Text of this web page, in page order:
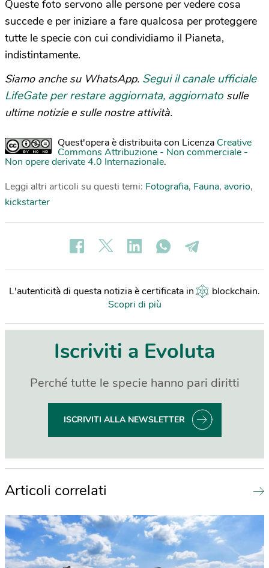
Queste foto servono alle persone per vedere cosa
succede e per iniziare a fare qualcosa per proteggere
tutte le specie con cui condividiamo il Pianeta,
indistintamente.
Siamo anche su WhatsApp. Segui il canale ufficiale
LifeGate per restare aggiornata, aggiornato sulle
ultime notizie e sulle nostre attività.
Quest'opera è distribuita con Licenza Creative
Commons Attribuzione - Non commerciale -
Non opere derivate 4.0 Internazionale.
Leggi altri articoli su questi temi: Fotografia, Fauna, avorio,
kickstarter
L'autenticità di questa notizia è certificata in blockchain.
Scopri di più
Iscriviti a Evoluta
Perché tutte le specie hanno pari diritti
ISCRIVITI ALLA NEWSLETTER
Articoli correlati